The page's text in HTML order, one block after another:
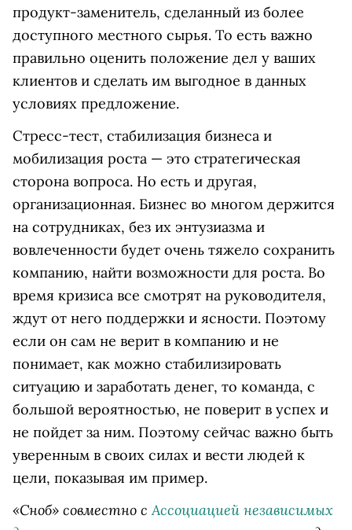
продукт-заменитель, сделанный из более
доступного местного сырья. То есть важно
правильно оценить положение дел у ваших
клиентов и сделать им выгодное в данных
условиях предложение.
Стресс-тест, стабилизация бизнеса и
мобилизация роста — это стратегическая
сторона вопроса. Но есть и другая,
организационная. Бизнес во многом держится
на сотрудниках, без их энтузиазма и
вовлеченности будет очень тяжело сохранить
компанию, найти возможности для роста. Во
время кризиса все смотрят на руководителя,
ждут от него поддержки и ясности. Поэтому
если он сам не верит в компанию и не
понимает, как можно стабилизировать
ситуацию и заработать денег, то команда, с
большой вероятностью, не поверит в успех и
не пойдет за ним. Поэтому сейчас важно быть
уверенным в своих силах и вести людей к
цели, показывая им пример.
«Сноб» совместно сАссоциацией независимых